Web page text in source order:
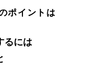
ポイントは
るには